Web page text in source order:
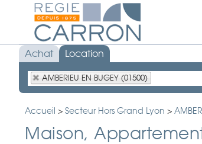
Achat Location
AMBERIEU EN BUGEY (01500)
Accueil > Secteur Hors Grand Lyon >
Maison, Appartement